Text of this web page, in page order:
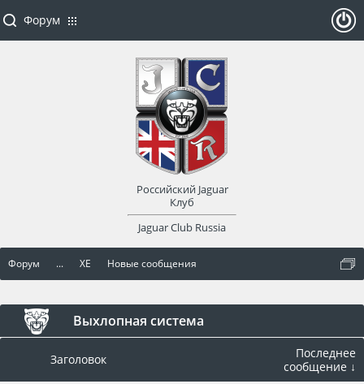
Форум ... XE Новые сообщения
Выхлопная система
Заголовок
Последнее
сообщение ↓
Форум
Российский Jaguar
Клуб
Jaguar Club Russia
оват